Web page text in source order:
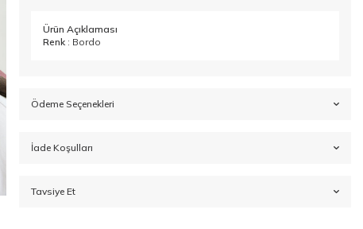
Ürün Açıklaması
Renk : Bordo
Ödeme Seçenekleri
İade Koşulları
Tavsiye Et